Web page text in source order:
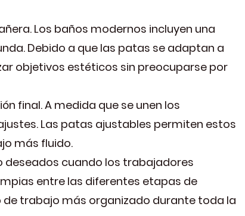
Los baños modernos incluyen una
Debido a que las patas se adaptan a
objetivos estéticos sin preocuparse por
final. A medida que se unen los
Las patas ajustables permiten estos
más fluido.
deseados cuando los trabajadores
entre las diferentes etapas de
de trabajo más organizado durante toda la